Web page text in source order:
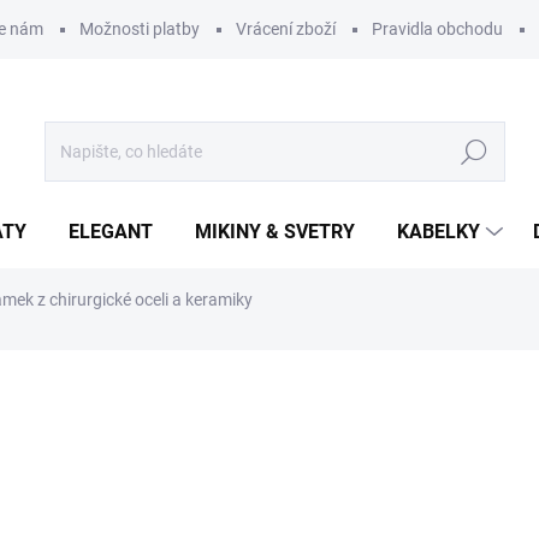
nám Možnosti platby Vrácení zboží Pravidla obchodu
Hledat
ELEGANT MIKINY & SVETRY KABELKY
z chirurgické oceli a keramiky